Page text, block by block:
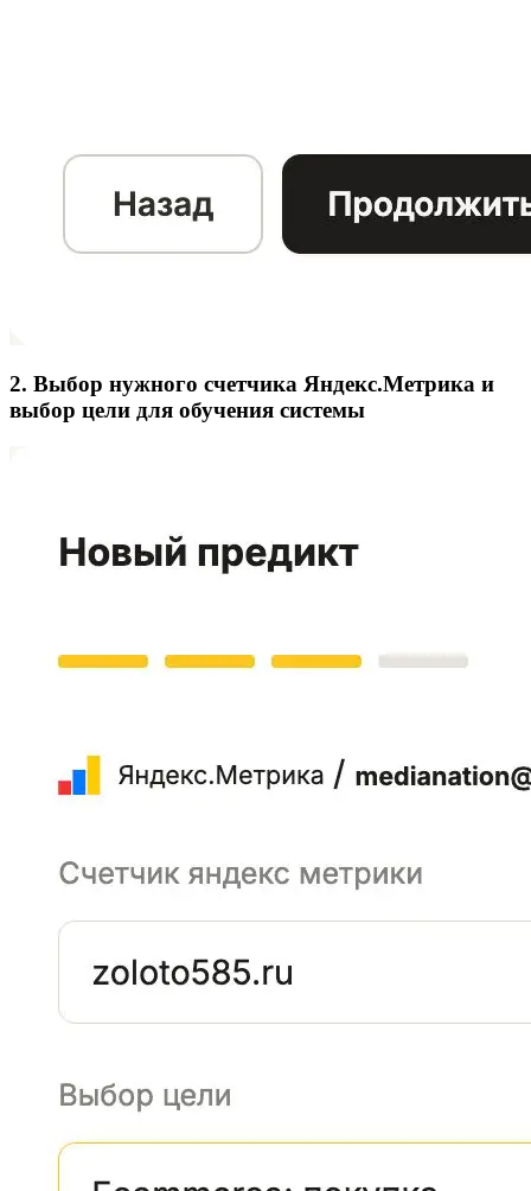
2. Выбор нужного счетчика Яндекс.Метрика и
выбор цели для обучения системы